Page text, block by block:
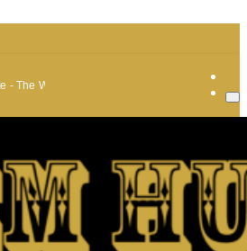
- The World of Minerals and Jewelry